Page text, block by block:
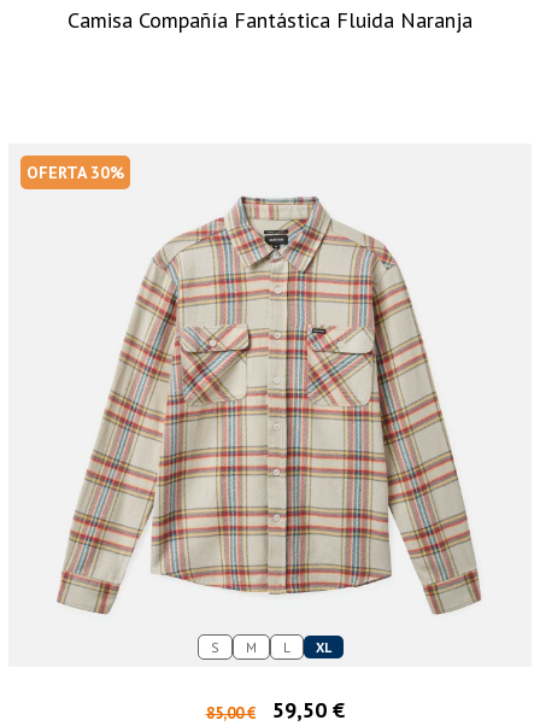
Camisa Compañía Fantástica Fluida Naranja
OFERTA 30%
S M L XL
85,00 €
59,50 €